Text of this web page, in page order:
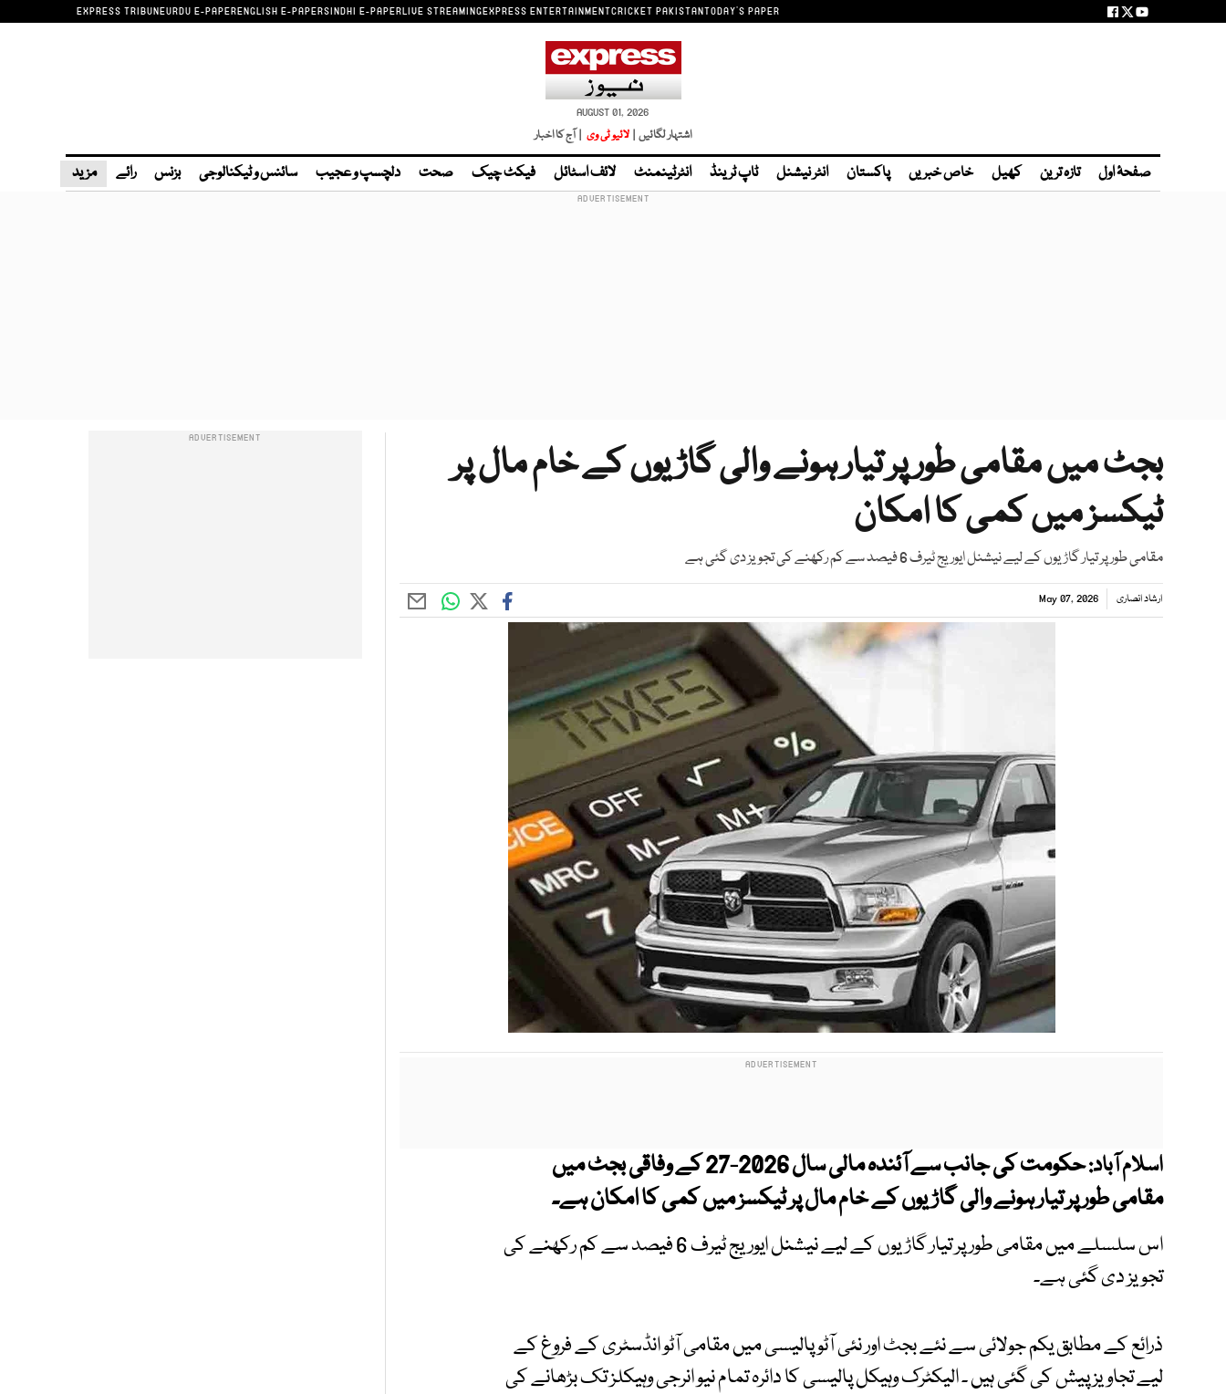
EXPRESS TRIBUNEURDU E-PAPERENGLISH E-PAPERSINDHI E-PAPERLIVE STREAMINGEXPRESS ENTERTAINMENTCRICKET PAKISTANTODAY'S PAPER
AUGUST 01, 2026
اشتہار لگائیں | لائیو ٹی وی | آج کا اخبار
صفحۂ اول تازہ ترین کھیل خاص خبریں پاکستان انٹر نیشنل ٹاپ ٹرینڈ انٹرٹینمنٹ لائف اسٹائل فیکٹ چیک صحت دلچسپ و عجیب سائنس و ٹیکنالوجی بزنس رائے مزید
بجٹ میں مقامی طور پر تیار ہونے والی گاڑیوں کے خام مال پر
ٹیکسز میں کمی کا امکان
مقامی طور پر تیار گاڑیوں کے لیے نیشنل ایوریج ٹیرف 6 فیصد سے کم رکھنے کی تجویز دی گئی ہے
ارشاد انصاری May 07, 2026
اسلام آباد:
حکومت کی جانب سے آئندہ مالی سال 2026-27 کے وفاقی بجٹ میں
مقامی طور پر تیار ہونے والی گاڑیوں کے خام مال پر ٹیکسز میں کمی کا امکان ہے۔
اس سلسلے میں مقامی طور پر تیار گاڑیوں کے لیے نیشنل ایوریج ٹیرف 6 فیصد سے کم رکھنے کی
تجویز دی گئی ہے۔
ذرائع کے مطابق یکم جولائی سے نئے بجٹ اور نئی آٹو پالیسی میں مقامی آٹو انڈسٹری کے فروغ کے
لیے تجاویز پیش کی گئی ہیں ۔ الیکٹرک وہیکل پالیسی کا دائرہ تمام نیو انرجی وہیکلز تک بڑھانے کی